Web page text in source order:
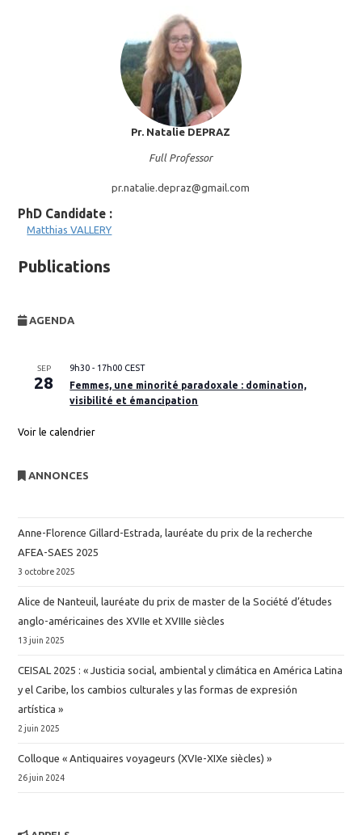
Pr. Natalie DEPRAZ
Full Professor
pr.natalie.depraz@gmail.com
PhD Candidate :
MatthiasVALLERY
Publications
AGENDA
SEP
28
9h30 - 17h00 CEST
Femmes, une minorité paradoxale : domination,
visibilité et émancipation
Voir le calendrier
ANNONCES
Anne-Florence Gillard-Estrada, lauréate du prix de la recherche
AFEA-SAES 2025
3 octobre 2025
Alice de Nanteuil, lauréate du prix de master de la Société d’études
anglo-américaines des XVIIe et XVIIIe siècles
13 juin 2025
CEISAL 2025 : « Justicia social, ambiental y climática en América Latina
y el Caribe, los cambios culturales y las formas de expresión
artística »
2 juin 2025
Colloque « Antiquaires voyageurs (XVIe-XIXe siècles) »
26 juin 2024